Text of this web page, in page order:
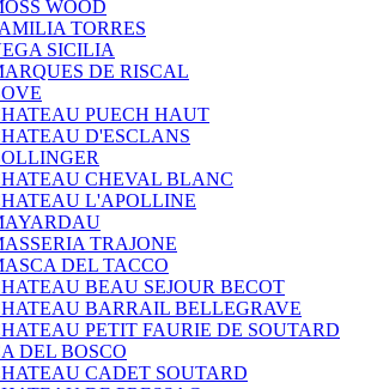
WOOD
TORRES
SICILIA
DE RISCAL
PUECH HAUT
D'ESCLANS
CHEVAL BLANC
L'APOLLINE
TRAJONE
DEL TACCO
BEAU SEJOUR BECOT
BARRAIL BELLEGRAVE
PETIT FAURIE DE SOUTARD
DEL BOSCO
CADET SOUTARD